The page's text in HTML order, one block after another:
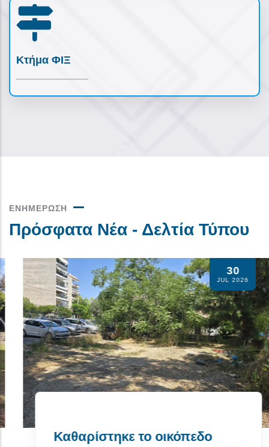
Κτήμα ΦΙΞ
ΕΝΗΜΕΡΩΣΗ
Πρόσφατα Νέα - Δελτία Τύπου
30
JUL 2026
Αθλητικό υλικό
σωματεία της
Δήμο Ηρακλείου
Read More